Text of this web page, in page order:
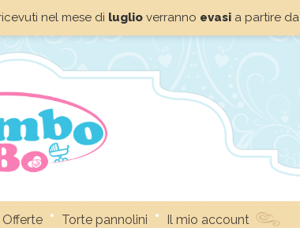
nel mese di luglioverranno evasia partire da
Offerte Torte pannolini Il mio account